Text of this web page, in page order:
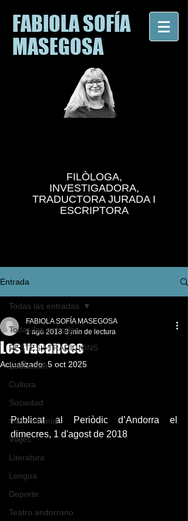
FABIOLA SOFÍA
MASEGOSA
FILÒLOGA,
INVESTIGADORA,
TRADUCTORA JURADA I
ESCRIPTORA
Entrada
Todas las entradas
FESTES I TRADICIONS
Educación
Cultura
Sociedad
Gastronomía
Viajes
Literatura
Lengua
Deporte
Teatro andorrano
Todas las entradas
Les vacances
FABIOLA SOFÍA MASEGOSA
1 ago 2018 3 min de lectura
Actualizado:5 oct 2025
Publicat al Periòdic d’Andorra el
dimecres, 1 d'agost de 2018